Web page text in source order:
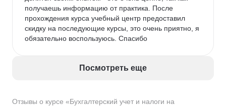
Отзывы о курсе «Бухгалтерский учет и налоги на
получаешь информацию от практика. После
прохождения курса учебный центр предоставил
скидку на последующие курсы, это очень приятно, я
обязательно воспользуюсь. Спасибо
Посмотреть еще